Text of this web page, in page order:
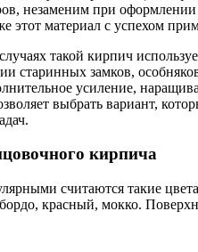
незаменим при
этот материал с успехом
такой кирпич
старинных замков,
усиление,
выбрать вариант,
кирпича
считаются такие
красный, мокко.